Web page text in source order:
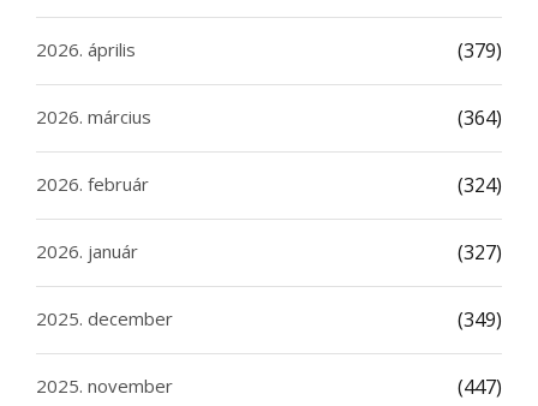
2026. április (379)
2026. március (364)
2026. február (324)
2026. január (327)
2025. december (349)
2025. november (447)